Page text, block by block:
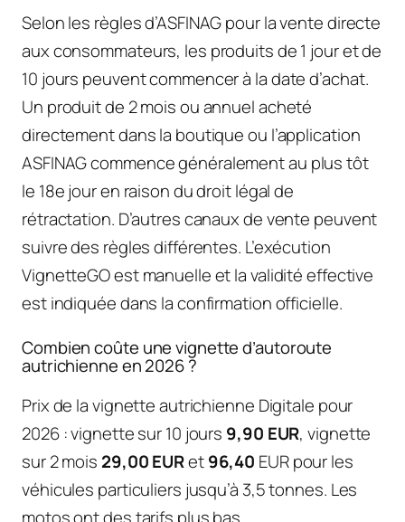
Selon les règles d’ASFINAG pour la vente directe
aux consommateurs, les produits de 1 jour et de
10 jours peuvent commencer à la date d’achat.
Un produit de 2 mois ou annuel acheté
directement dans la boutique ou l’application
ASFINAG commence généralement au plus tôt
le 18e jour en raison du droit légal de
rétractation. D’autres canaux de vente peuvent
suivre des règles différentes. L’exécution
VignetteGO est manuelle et la validité effective
est indiquée dans la confirmation officielle.
Combien coûte une vignette d’autoroute
autrichienne en 2026 ?
Prix de la vignette autrichienne Digitale pour
2026 : vignette sur 10 jours 9,90 EUR, vignette
sur 2 mois 29,00 EURet96,40 EUR pour les
véhicules particuliers jusqu’à 3,5 tonnes. Les
motos ont des tarifs plus bas.